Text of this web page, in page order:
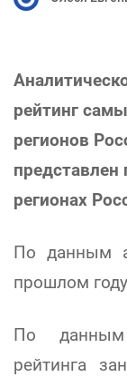
рейтинг
регионов
регионах
По данным
прошлом
По
рейтинга